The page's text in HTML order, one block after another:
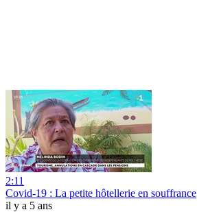
2:11
Covid-19 : La petite hôtellerie en souffrance
il y a 5 ans